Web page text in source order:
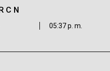
05:37 p. m.